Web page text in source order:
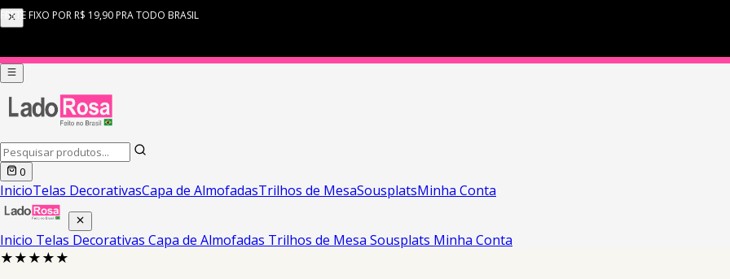
0
InicioTelas DecorativasCapa de AlmofadasTrilhos de MesaSousplatsMinha Conta
Inicio Telas Decorativas Capa de Almofadas Trilhos de Mesa Sousplats Minha Conta
★★★★★